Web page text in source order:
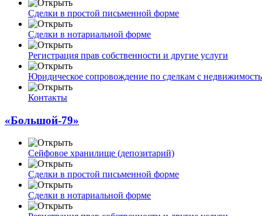
Сделки в простой письменной форме
Сделки в нотариальной форме
Регистрация прав собственности и другие услуги
Юридическое сопровождение по сделкам с
Контакты
«Большой-79»
Сейфовое хранилище (депозитарий)
Сделки в простой письменной форме
Сделки в нотариальной форме